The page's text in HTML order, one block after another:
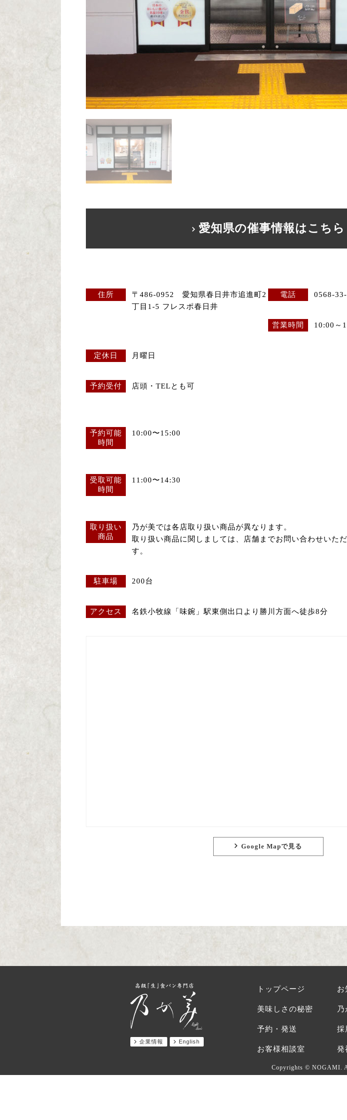
愛知県の催事情報はこちら
住所
〒486-0952 愛知県春日井市追進町2
丁目1-5 フレスポ春日井
電話 0568-33-
営業時間 10:00～
定休日 月曜日
予約受付 店頭・TELとも可
予約可能
時間
10:00〜15:00
受取可能
時間
11:00〜14:30
取り扱い
商品
乃が美では各店取り扱い商品が異なります。
取り扱い商品に関しましては、店舗までお問い合わせいた
す。
駐車場 200台
アクセス 名鉄小牧線「味鋺」駅東側出口より勝川方面へ徒歩8分
Google Mapで見る
企業情報 English
トップページ お
美味しさの秘密 乃
予約・発送 採
お客様相談室 発
Copyrights © NOGAMI.